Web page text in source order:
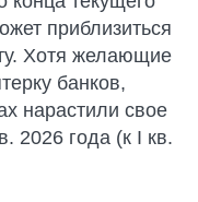
приблизиться
Хотя желающие
банков,
нарастили свое
2026 года (к I кв.